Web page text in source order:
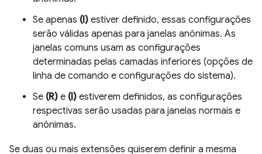
Se apenas (I) estiver definido, essas configurações
serão válidas apenas para janelas anônimas. As
janelas comuns usam as configurações
determinadas pelas camadas inferiores (opções de
linha de comando e configurações do sistema).
Se (R) e (I) estiverem definidos, as configurações
respectivas serão usadas para janelas normais e
anônimas.
Se duas ou mais extensões quiserem definir a mesma